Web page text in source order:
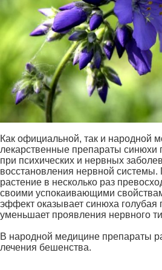
Как официальной, так и народной
лекарственные препараты синюхи
при психических и нервных
восстановления нервной
растение в несколько раз
своими успокаивающими
эффект оказывает синюха голубая
уменьшает проявления нервного
В народной медицине препараты
лечения бешенства.